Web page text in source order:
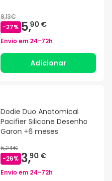
8,13€
-27% 5,90 €
Envio em 24-72h
Adicionar
Dodie Duo Anatomical
Pacifier Silicone Desenho
Garon +6 meses
5,24€
-26% 3,90 €
Envio em 24-72h